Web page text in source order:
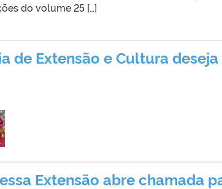
do volume 25 […]
de Extensão e Cultura
Extensão abre chamada